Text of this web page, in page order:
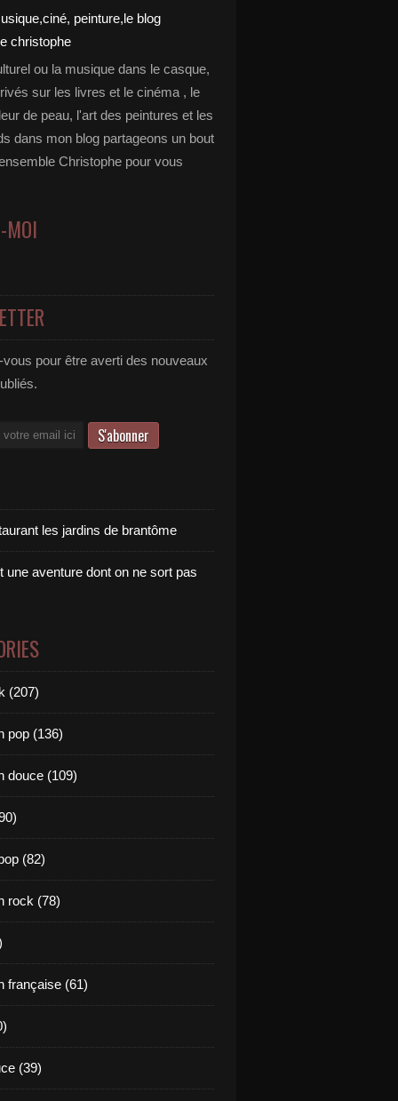
ou la musique dans le casque,
sur les livres et le cinéma , le
de peau, l'art des peintures et les
dans mon blog partageons un bout
Christophe pour vous
MOI
pour être averti des nouveaux
les jardins de brantôme
une aventure dont on ne sort pas
(207)
pop (136)
douce (109)
(82)
rock (78)
française (61)
(39)